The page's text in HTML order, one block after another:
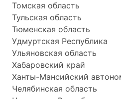
Томская область
Тульская область
Тюменская область
Удмуртская Республика
Ульяновская область
Хабаровский край
Ханты-Мансийский
Челябинская область